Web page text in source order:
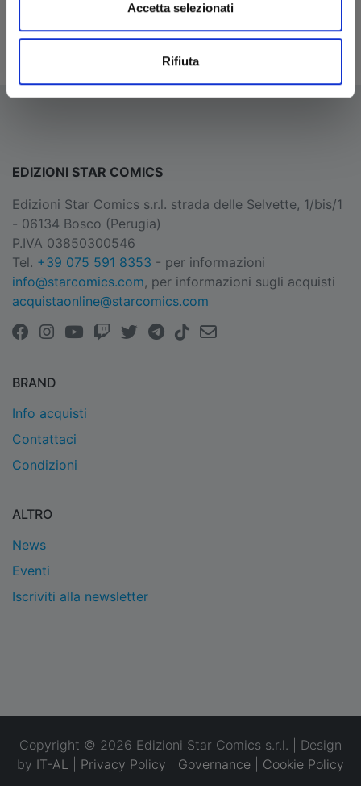
Accetta selezionati
Rifiuta
€ 7,90
EDIZIONI STAR COMICS
Edizioni Star Comics s.r.l. strada delle Selvette, 1/bis/1
- 06134 Bosco (Perugia)
P.IVA 03850300546
Tel. +39 075 591 8353 - per informazioni
info@starcomics.com, per informazioni sugli acquisti
acquistaonline@starcomics.com
BRAND
Info acquisti
Contattaci
Condizioni
ALTRO
News
Eventi
Iscriviti alla newsletter
Copyright © 2026 Edizioni Star Comics s.r.l. | Design
by IT-AL Privacy Policy Governance Cookie Policy